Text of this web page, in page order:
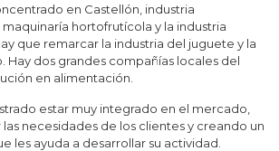
en Castellón, industria
hortofrutícola y la industria
que remarcar la industria del juguete y la
Hay dos grandes compañías locales del
en alimentación.
estar muy integrado en el mercado,
necesidades de los clientes y creando un
les ayuda a desarrollar su actividad.